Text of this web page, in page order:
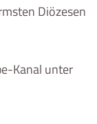
Diözesen
Kanal unter